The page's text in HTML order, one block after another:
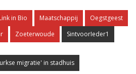
in Bio Maatschappij
Oegstgeest
Zoeterwoude SintvoorIeder1
migratie' in stadhuis